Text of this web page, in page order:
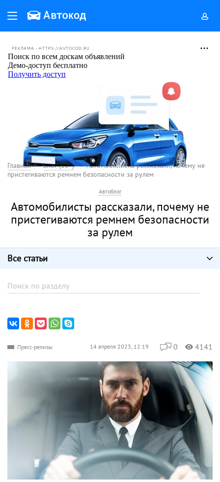
РЕКЛАМА • HTTPS://AVTOCOD.RU
Главная Блог (18+)
Автомобилисты рассказали, почему не
пристегиваются ремнем безопасности за рулем
Автоблог
Автомобилисты рассказали, почему не
пристегиваются ремнем безопасности
за рулем
Все статьи
Пресс-релизы 14 апреля 2023, 12:19 0 4141